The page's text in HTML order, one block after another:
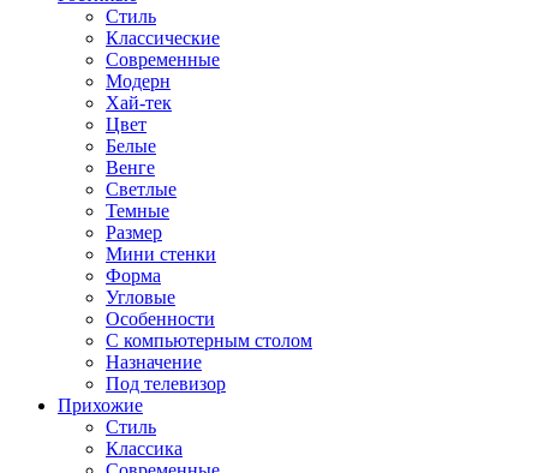
Стиль
Классические
Современные
Модерн
Хай-тек
Цвет
Белые
Венге
Светлые
Темные
Размер
Мини стенки
Форма
Угловые
Особенности
С компьютерным столом
Назначение
Под телевизор
Прихожие
Стиль
Классика